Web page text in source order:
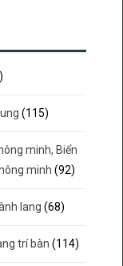
(115)
minh, Biển
minh (92)
lang (68)
trí bàn (114)